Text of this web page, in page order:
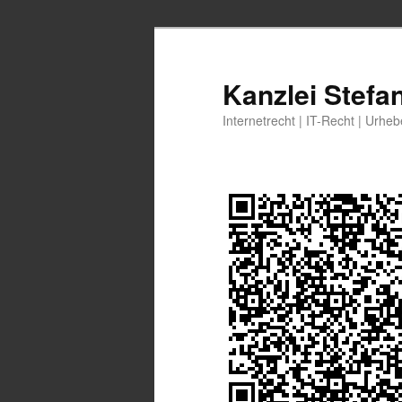
Kanzlei
Internetrecht | IT-Recht |